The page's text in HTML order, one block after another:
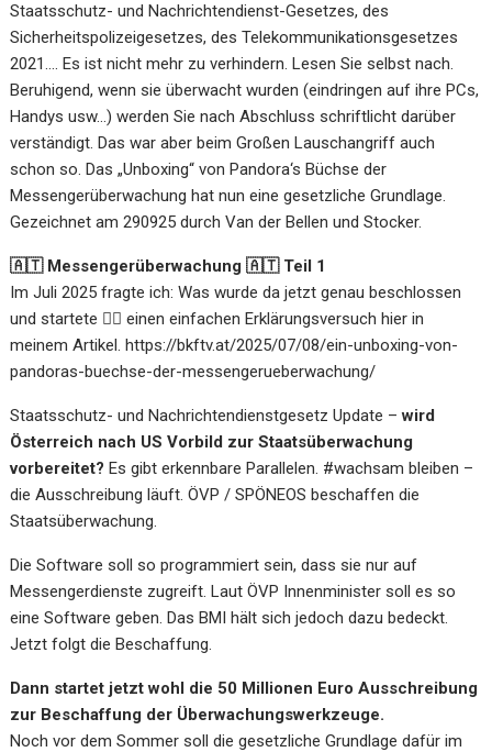
Staatsschutz- und Nachrichtendienst-Gesetzes, des
Sicherheitspolizeigesetzes, des Telekommunikationsgesetzes
2021…. Es ist nicht mehr zu verhindern. Lesen Sie selbst nach.
Beruhigend, wenn sie überwacht wurden (eindringen auf ihre PCs,
Handys usw…) werden Sie nach Abschluss schriftlicht darüber
verständigt. Das war aber beim Großen Lauschangriff auch
schon so. Das „Unboxing“ von Pandora‘s Büchse der
Messengerüberwachung hat nun eine gesetzliche Grundlage.
Gezeichnet am 290925 durch Van der Bellen und Stocker.
🇦🇹 Messengerüberwachung 🇦🇹 Teil 1
Im Juli 2025 fragte ich: Was wurde da jetzt genau beschlossen
und startete 🕵️‍♀️ einen einfachen Erklärungsversuch hier in
meinem Artikel.https://bkftv.at/2025/07/08/ein-unboxing-von-
pandoras-buechse-der-messengerueberwachung/
Staatsschutz- und Nachrichtendienstgesetz Update –wird
Österreich nach US Vorbild zur Staatsüberwachung
vorbereitet? Es gibt erkennbare Parallelen. #wachsam bleiben –
die Ausschreibung läuft. ÖVP / SPÖNEOS beschaffen die
Staatsüberwachung.
Die Software soll so programmiert sein, dass sie nur auf
Messengerdienste zugreift. Laut ÖVP Innenminister soll es so
eine Software geben. Das BMI hält sich jedoch dazu bedeckt.
Jetzt folgt die Beschaffung.
Dann startet jetzt wohl die 50 Millionen Euro Ausschreibung
zur Beschaffung der Überwachungswerkzeuge.
Noch vor dem Sommer soll die gesetzliche Grundlage dafür im